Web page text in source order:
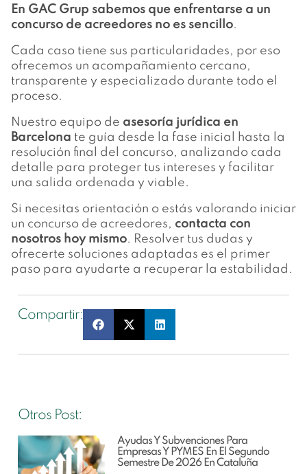
En GAC Grup sabemos que enfrentarse a un
concurso de acreedores no es sencillo.
Cada caso tiene sus particularidades, por eso
ofrecemos un acompañamiento cercano,
transparente y especializado durante todo el
proceso.
Nuestro equipo de asesoría jurídica en
Barcelona te guía desde la fase inicial hasta la
resolución final del concurso, analizando cada
detalle para proteger tus intereses y facilitar
una salida ordenada y viable.
Si necesitas orientación o estás valorando iniciar
un concurso de acreedores, contacta con
nosotros hoy mismo. Resolver tus dudas y
ofrecerte soluciones adaptadas es el primer
paso para ayudarte a recuperar la estabilidad.
Compartir:
Otros Post:
Ayudas Y Subvenciones Para
Empresas Y PYMES En El Segundo
Semestre De 2026 En Cataluña